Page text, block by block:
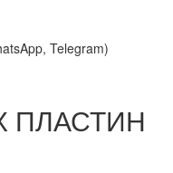
Telegram)
ПЛАСТИН